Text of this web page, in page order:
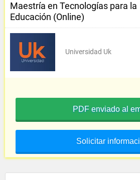
Maestría en Tecnologías para la
Educación (Online)
Universidad Uk
PDF enviado al
Solicitar